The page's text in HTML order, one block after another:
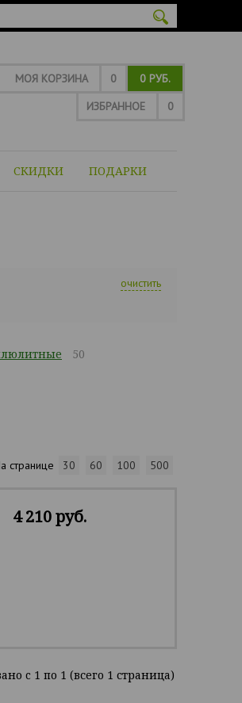
МОЯ КОРЗИНА 0
0 РУБ.
ИЗБРАННОЕ
0
СКИДКИ ПОДАРКИ
очистить
50
странице 30 60 100 500
4 210 руб.
c 1 по 1 (всего 1 страница)